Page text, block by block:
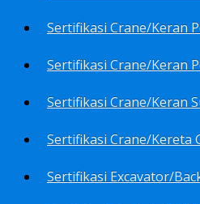
Sertifikasi Crane/Keran
Sertifikasi Crane/Keran
Sertifikasi Crane/Kereta
Sertifikasi Excavator/